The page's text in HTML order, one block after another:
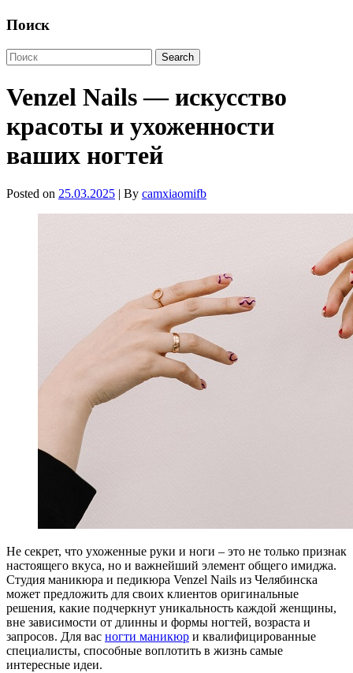
Поиск
Venzel Nails — искусство
красоты и ухоженности
ваших ногтей
Posted on 25.03.2025 | By camxiaomifb
Не секрет, что ухоженные руки и ноги – это не только признак
настоящего вкуса, но и важнейший элемент общего имиджа.
Студия маникюра и педикюра Venzel Nails из Челябинска
может предложить для своих клиентов оригинальные
решения, какие подчеркнут уникальность каждой женщины,
вне зависимости от длинны и формы ногтей, возраста и
запросов. Для вас ногти маникюр и квалифицированные
специалисты, способные воплотить в жизнь самые
интересные идеи.